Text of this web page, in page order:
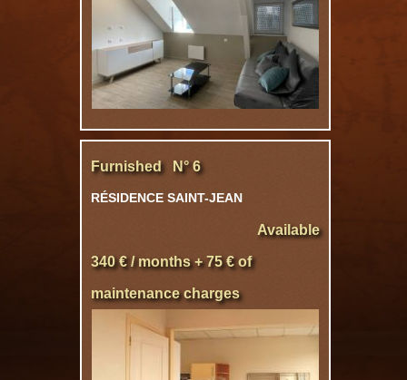
Furnished N° 6
RÉSIDENCE SAINT-JEAN
Available
340 € / months + 75 € of
maintenance charges